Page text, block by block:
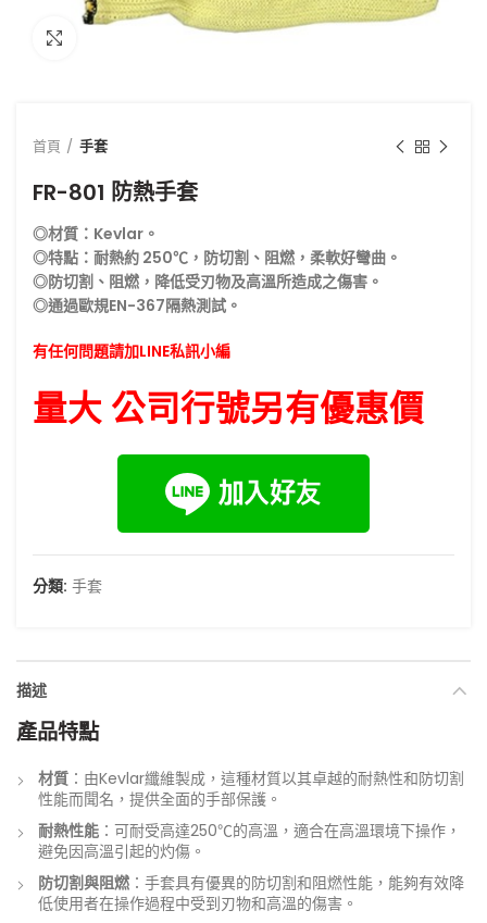
首頁 手套
FR-801 防熱手套
◎材質：Kevlar。
◎特點：耐熱約 250℃，防切割、阻燃，柔軟好彎曲。
◎防切割、阻燃，降低受刃物及高溫所造成之傷害。
◎通過歐規EN-367隔熱測試。
有任何問題請加LINE私訊小編
量大 公司行號另有優惠價
分類: 手套
描述
產品特點
材質 ：由Kevlar纖維製成，這種材質以其卓越的耐熱性和防切割
性能而聞名，提供全面的手部保護。
耐熱性能 ：可耐受高達250℃的高溫，適合在高溫環境下操作，
避免因高溫引起的灼傷。
防切割與阻燃 ：手套具有優異的防切割和阻燃性能，能夠有效降
低使用者在操作過程中受到刃物和高溫的傷害。